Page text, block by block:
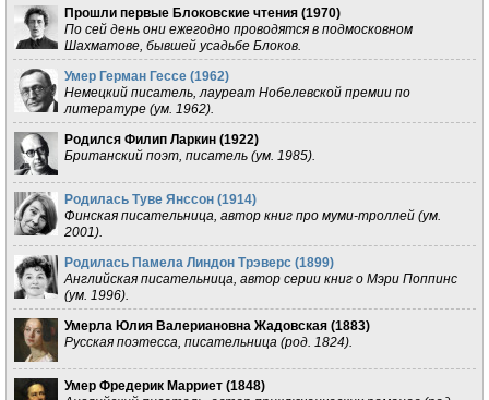
Прошли первые Блоковские чтения (1970)
По сей день они ежегодно проводятся в подмосковном
Шахматове, бывшей усадьбе Блоков.
Умер Герман Гессе (1962)
Немецкий писатель, лауреат Нобелевской премии по
литературе (ум. 1962).
Родился Филип Ларкин (1922)
Британский поэт, писатель (ум. 1985).
Родилась Туве Янссон (1914)
Финская писательница, автор книг про муми-троллей (ум.
2001).
Родилась Памела Линдон Трэверс (1899)
Английская писательница, автор серии книг о Мэри Поппинс
(ум. 1996).
Умерла Юлия Валериановна Жадовская (1883)
Русская поэтесса, писательница (род. 1824).
Умер Фредерик Марриет (1848)